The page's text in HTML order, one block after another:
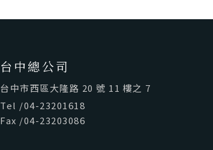
台中總公司
台中市西區大隆路 20 號 11 樓之 7
Tel /04-23201618
Fax /04-23203086